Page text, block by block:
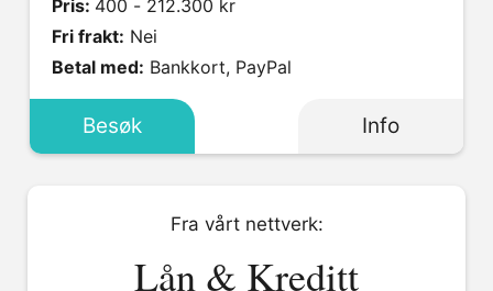
Pris: 400 - 212.300 kr
Fri frakt: Nei
Betal med: Bankkort, PayPal
Besøk Info
Fra vårt nettverk:
Lån & Kreditt